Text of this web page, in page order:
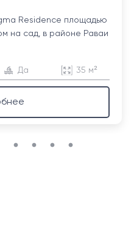
Residence площадью
на сад, в районе Раваи
Да 35 м²